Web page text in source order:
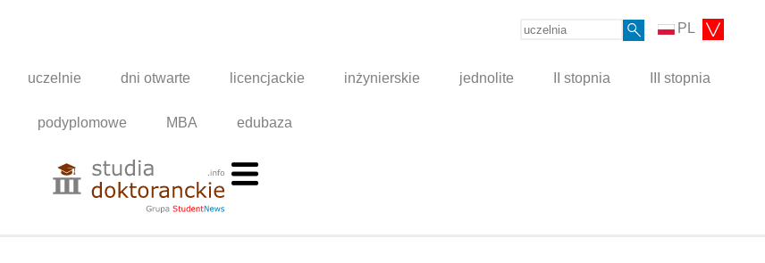
PL
uczelnie dni otwarte licencjackie inżynierskie jednolite II stopnia III stopnia
podyplomowe MBA edubaza